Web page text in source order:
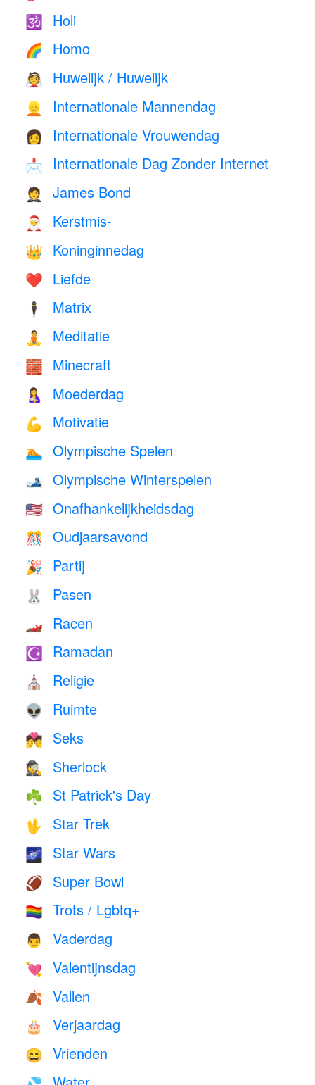
🕉 Holi
🌈 Homo
👰 Huwelijk / Huwelijk
👱 Internationale Mannendag
👩 Internationale Vrouwendag
📩 Internationale Dag Zonder Internet
🤵 James Bond
🎅 Kerstmis-
👑 Koninginnedag
❤️️ Liefde
🕴️ Matrix
🧘 Meditatie
🧱 Minecraft
🤱 Moederdag
💪 Motivatie
🏊 Olympische Spelen
🎿 Olympische Winterspelen
🇺🇸 Onafhankelijkheidsdag
🎊 Oudjaarsavond
🎉 Partij
🐰 Pasen
🏎 Racen
☪️ Ramadan
⛪️ Religie
👽 Ruimte
💏 Seks
🕵️ Sherlock
☘️ St Patrick's Day
🖖 Star Trek
🌌 Star Wars
🏈 Super Bowl
🏳️‍🌈 Trots / Lgbtq+
👨 Vaderdag
💘 Valentijnsdag
🍂 Vallen
🎂 Verjaardag
😄 Vrienden